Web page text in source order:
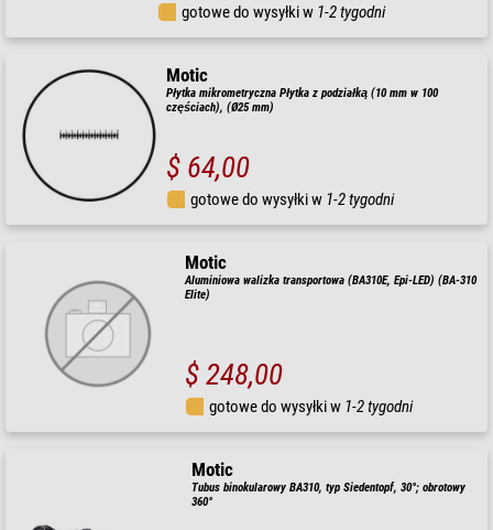
gotowe do wysyłki w 1-2 tygodni
Motic
Płytka mikrometryczna Płytka z podziałką (10 mm w 100
częściach), (Ø25 mm)
$ 64,00
gotowe do wysyłki w 1-2 tygodni
Motic
Aluminiowa walizka transportowa (BA310E, Epi-LED) (BA-310
Elite)
$ 248,00
gotowe do wysyłki w 1-2 tygodni
Motic
Tubus binokularowy BA310, typ Siedentopf, 30°; obrotowy
360°